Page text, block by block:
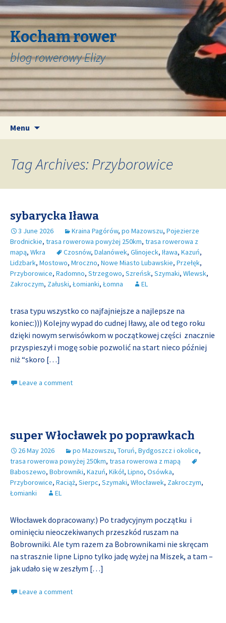
Kocham rower
blog rowerowy Elizy
Menu
Tag Archives: Przyborowice
sybarycka Iława
3 June 2026 Kraina Pagórów, po Mazowszu, Pojezierze
Brodnickie, trasa rowerowa powyżej 250km, trasa rowerowa z
mapą, Wkra Czosnów, Dalanówek, Glinojeck, Iława, Kazuń,
Lidzbark, Mostowo, Mroczno, Nowe Miasto Lubawskie, Przełęk,
Przyborowice, Radomno, Strzegowo, Szreńsk, Szymaki, Wlewsk,
Zakroczym, Załuski, Łomianki, Łomna EL
trasa typu wszystko co najfajniejsze a najlepsze na
koniec:))) Kolejny wypad do cudnej Iławy, ale od tego roku
dzięki nowym serwisówkom w początkowej części znacznie
przyspieszył i mogę sobie pozwolić na start nieco później
niż “skoro […]
Leave a comment
super Włocławek po poprawkach
26 May 2026 po Mazowszu, Toruń, Bydgoszcz i okolice,
trasa rowerowa powyżej 250km, trasa rowerowa z mapą
Baboszewo, Bobrowniki, Kazuń, Kikół, Lipno, Osówka,
Przyborowice, Raciąż, Sierpc, Szymaki, Włocławek, Zakroczym,
Łomianki
EL
Włocławek dopracowany:) Po tradycyjnym początku i
ominięciu nieoczekiwanych przeszkód ruszam na
Bobrowniki. Ale tym razem za Bobrownikami nie skręcam
na strasznie lipne Lipno tylko jadę wyżej na Miszek, a tam –
jak udało się w zeszłym […]
Leave a comment